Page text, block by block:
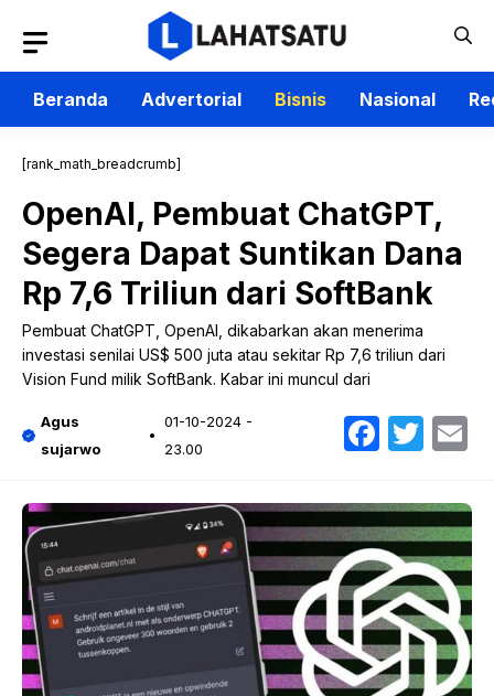
isi
Beranda
Advertorial Bisnis Nasional
[rank_math_breadcrumb]
OpenAI, Pembuat ChatGPT,
Segera Dapat Suntikan Dana
Rp 7,6 Triliun dari SoftBank
Pembuat ChatGPT, OpenAI, dikabarkan akan menerima
investasi senilai US$ 500 juta atau sekitar Rp 7,6 triliun dari
Vision Fund milik SoftBank. Kabar ini muncul dari
Agus
sujarwo
01-10-2024 -
23.00